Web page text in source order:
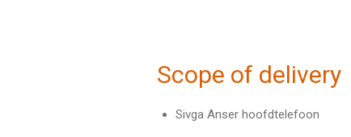
Scope of delivery
Sivga Anser hoofdtelefoon